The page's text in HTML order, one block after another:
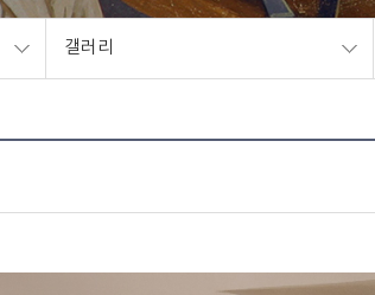
갤러리